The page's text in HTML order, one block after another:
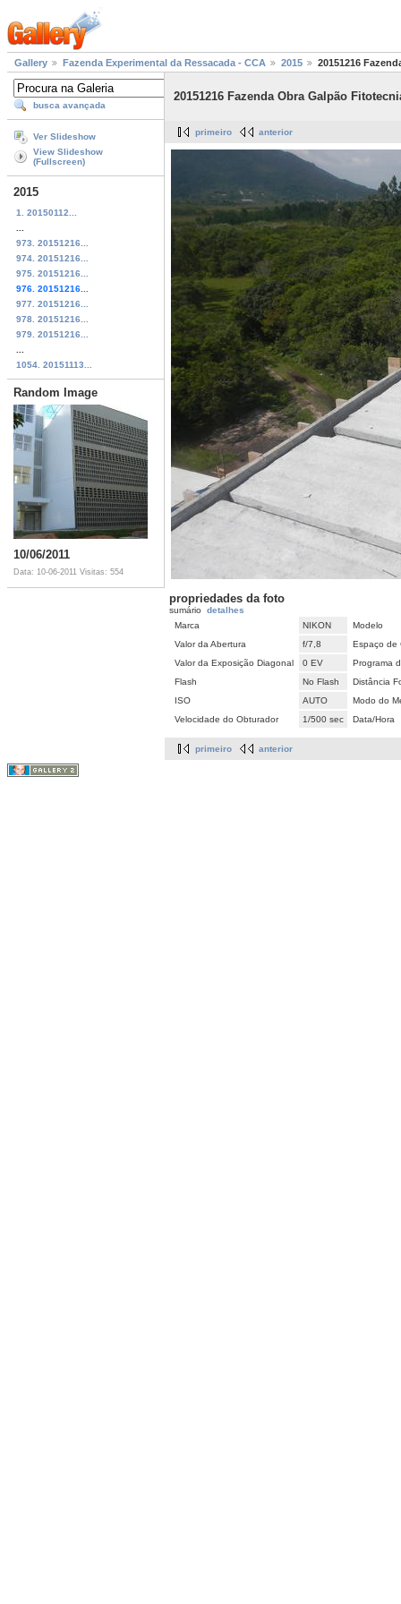
Gallery Fazenda Experimental da Ressacada - CCA 2015 20151216
busca avançada
Ver Slideshow
View Slideshow
(Fullscreen)
2015
1. 20150112...
973. 20151216...
974. 20151216...
975. 20151216...
976. 20151216...
977. 20151216...
978. 20151216...
979. 20151216...
1054. 20151113...
Random Image
10/06/2011
Data: 10-06-2011 Visitas: 554
20151216 Fazenda Obra Galpão
primeiro anterior
propriedades da foto
sumário detalhes
Marca
NIKON
Modelo
Valor da Abertura
f/7,8
Espaço de
Valor da Exposição Diagonal
0 EV
Programa
Flash
No Flash
Distância
ISO
AUTO
Modo do
Velocidade do Obturador
1/500 sec Data/Hora
primeiro anterior